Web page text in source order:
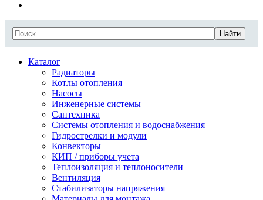
Найти
Каталог
Радиаторы
Котлы отопления
Насосы
Инженерные системы
Сантехника
Системы отопления и водоснабжения
Гидрострелки и модули
Конвекторы
КИП / приборы учета
Теплоизоляция и теплоносители
Вентиляция
Стабилизаторы напряжения